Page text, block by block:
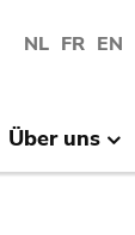
NL FR EN
Über uns